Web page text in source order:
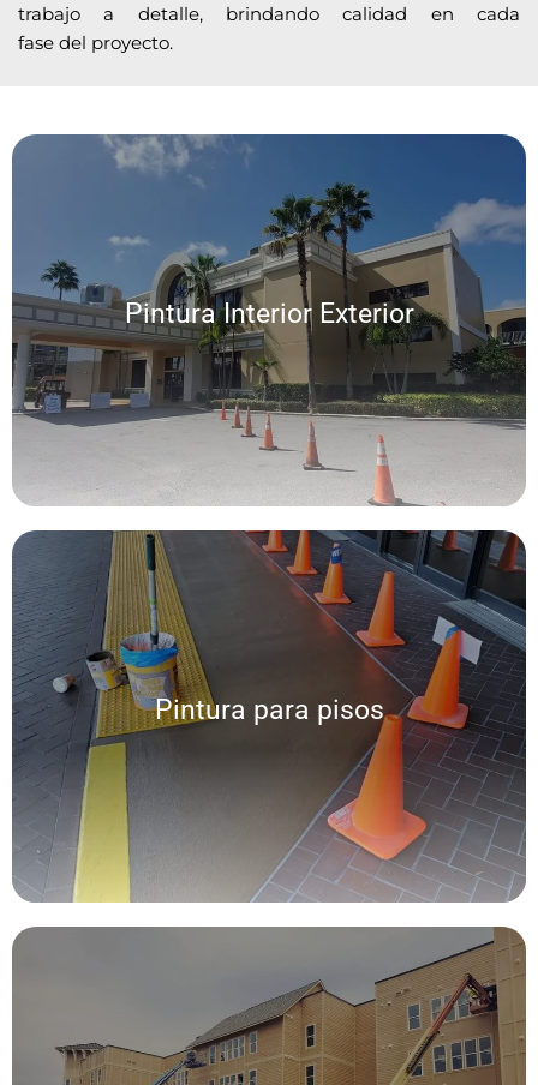
trabajo a detalle, brindando calidad en cada
fase del proyecto.
Pintura Interior Exterior
Pintura Interior Exterior
Ofrecemos una amplia gama de servicios personalizados de pintura interior
y exterior, lo que permite una experiencia sin problemas y resultados
excepcionales en cada proyecto
Pintura para pisos
Pintura para pisos
Ofrecemos una gran variedad de pinturas tales como: Látex, Epoxi y
Pintura Industrial